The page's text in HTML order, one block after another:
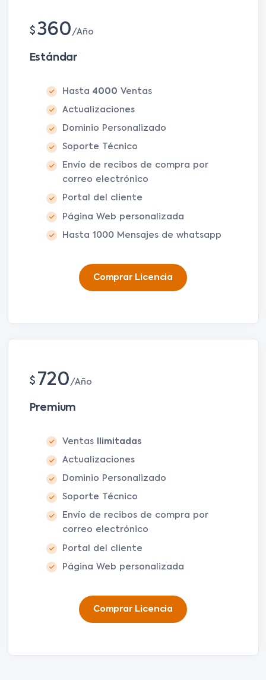
$ 360 Año
Estándar
Hasta4000 Ventas
Actualizaciones
Dominio Personalizado
Soporte Técnico
Envío de recibos de compra por
correo electrónico
Portal del cliente
Página Web personalizada
Hasta 1000 Mensajes de whatsapp
Comprar Licencia
$ 720 Año
Premium
Ventas Ilimitadas
Actualizaciones
Dominio Personalizado
Soporte Técnico
Envío de recibos de compra por
correo electrónico
Portal del cliente
Página Web personalizada
Comprar Licencia